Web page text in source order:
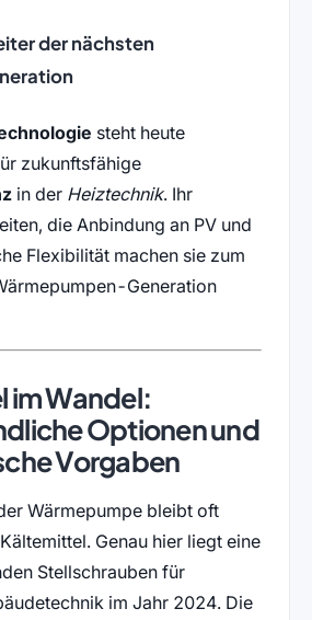
der nächsten
steht heute
zukunftsfähige
in der Heiztechnik. Ihr
die Anbindung an PV und
Flexibilität machen sie zum
Generation
im Wandel:
Optionen und
Vorgaben
Wärmepumpe bleibt oft
Genau hier liegt eine
Stellschrauben für
im Jahr 2024. Die